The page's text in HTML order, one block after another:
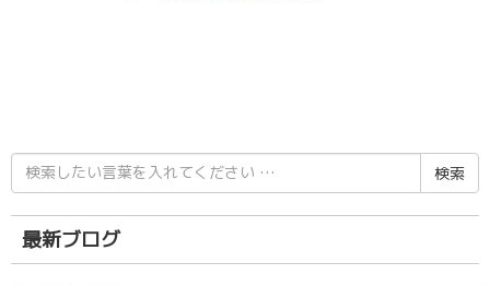
検
索
結
果:
最新ブログ